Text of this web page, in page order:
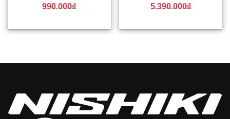
xếp
hạng
sao
990.000₫
xếp
hạng
sao
5.390.000₫